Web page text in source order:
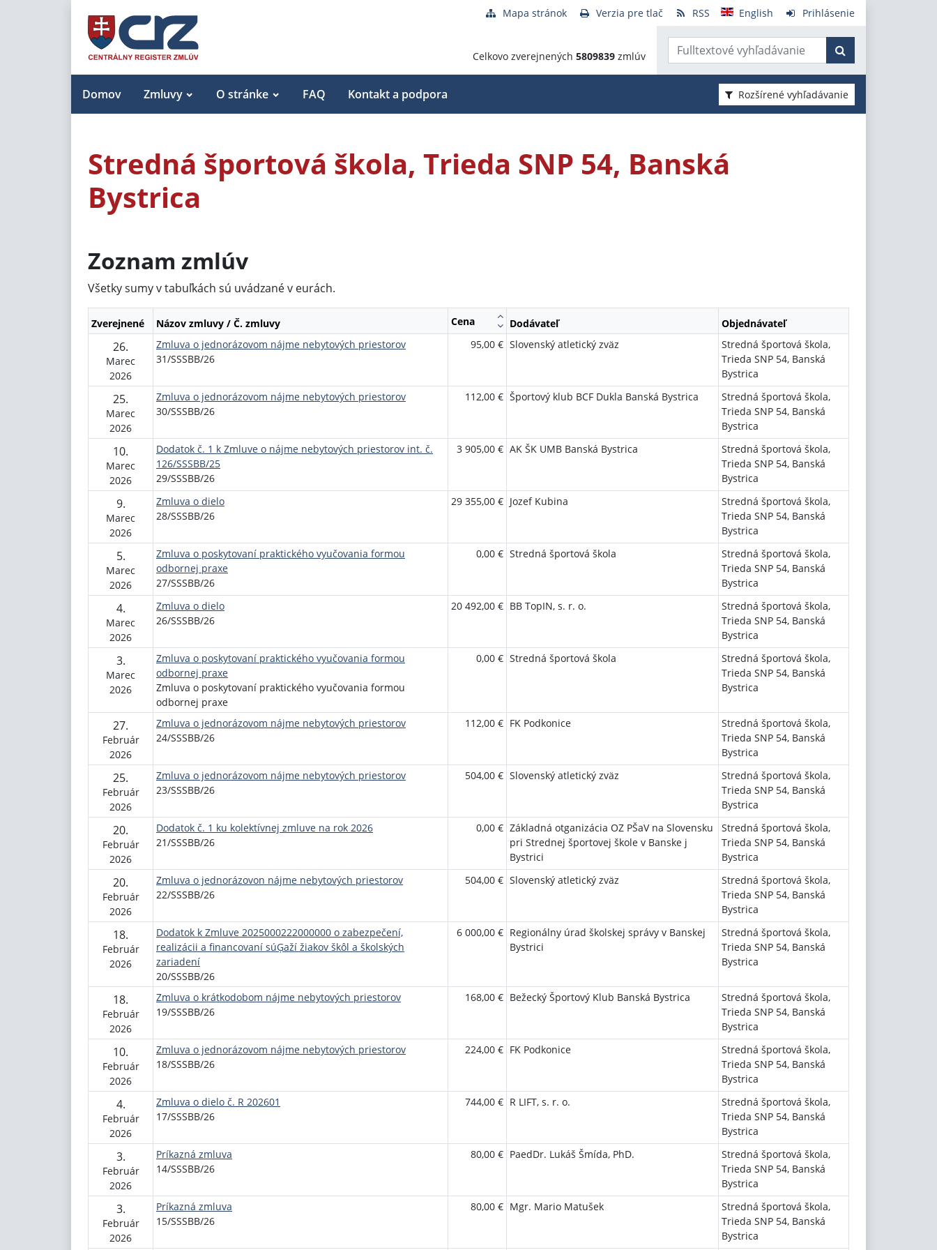
Mapa stránok Verzia pre tlač RSS English Prihlásenie
Celkovo zverejnených 5809839 zmlúv
Domov Zmluvy O stránke FAQ Kontakt a podpora Rozšírené vyhľadávanie
Stredná športová škola, Trieda SNP 54, Banská
Bystrica
Zoznam zmlúv
Všetky sumy v tabuľkách sú uvádzané v eurách.
Zverejnené Názov zmluvy / Č. zmluvy Cena Dodávateľ Objednávateľ
26.
Marec
2026
Zmluva o jednorázovom nájme nebytových priestorov
31/SSSBB/26
95,00 € Slovenský atletický zväz
Stredná športová škola,
Trieda SNP 54, Banská
Bystrica
25.
Marec
2026
Zmluva o jednorázovom nájme nebytových priestorov
30/SSSBB/26
112,00 € Športový klub BCF Dukla Banská Bystrica
Stredná športová škola,
Trieda SNP 54, Banská
Bystrica
10.
Marec
2026
Dodatok č. 1 k Zmluve o nájme nebytových priestorov int. č.
126/SSSBB/25
29/SSSBB/26
3 905,00 € AK ŠK UMB Banská Bystrica
Stredná športová škola,
Trieda SNP 54, Banská
Bystrica
9.
Marec
2026
Zmluva o dielo
28/SSSBB/26
29 355,00 € Jozef Kubina
Stredná športová škola,
Trieda SNP 54, Banská
Bystrica
5.
Marec
2026
Zmluva o poskytovaní praktického vyučovania formou
odbornej praxe
27/SSSBB/26
0,00 € Stredná športová škola
Stredná športová škola,
Trieda SNP 54, Banská
Bystrica
4.
Marec
2026
Zmluva o dielo
26/SSSBB/26
20 492,00 € BB TopIN, s. r. o.
Stredná športová škola,
Trieda SNP 54, Banská
Bystrica
3.
Marec
2026
Zmluva o poskytovaní praktického vyučovania formou
odbornej praxe
Zmluva o poskytovaní praktického vyučovania formou
odbornej praxe
0,00 € Stredná športová škola
Stredná športová škola,
Trieda SNP 54, Banská
Bystrica
27.
Február
2026
Zmluva o jednorázovom nájme nebytových priestorov
24/SSSBB/26
112,00 € FK Podkonice
Stredná športová škola,
Trieda SNP 54, Banská
Bystrica
25.
Február
2026
Zmluva o jednorázovom nájme nebytových priestorov
23/SSSBB/26
504,00 € Slovenský atletický zväz
Stredná športová škola,
Trieda SNP 54, Banská
Bystrica
20.
Február
2026
Dodatok č. 1 ku kolektívnej zmluve na rok 2026
21/SSSBB/26
0,00 € Základná otganizácia OZ PŠaV na Slovensku
pri Strednej športovej škole v Banske j
Bystrici
Stredná športová škola,
Trieda SNP 54, Banská
Bystrica
20.
Február
2026
Zmluva o jednorázovon nájme nebytových priestorov
22/SSSBB/26
504,00 € Slovenský atletický zväz
Stredná športová škola,
Trieda SNP 54, Banská
Bystrica
18.
Február
2026
Dodatok k Zmluve 2025000222000000 o zabezpečení,
realizácii a financovaní súĢaží žiakov škôl a školských
zariadení
20/SSSBB/26
6 000,00 € Regionálny úrad školskej správy v Banskej
Bystrici
Stredná športová škola,
Trieda SNP 54, Banská
Bystrica
18.
Február
2026
Zmluva o krátkodobom nájme nebytových priestorov
19/SSSBB/26
168,00 € Bežecký Športový Klub Banská Bystrica
Stredná športová škola,
Trieda SNP 54, Banská
Bystrica
10.
Február
2026
Zmluva o jednorázovom nájme nebytových priestorov
18/SSSBB/26
224,00 € FK Podkonice
Stredná športová škola,
Trieda SNP 54, Banská
Bystrica
4.
Február
2026
Zmluva o dielo č. R 202601
17/SSSBB/26
744,00 € R LIFT, s. r. o.
Stredná športová škola,
Trieda SNP 54, Banská
Bystrica
3.
Február
2026
Príkazná zmluva
14/SSSBB/26
80,00 € PaedDr. Lukáš Šmída, PhD.
Stredná športová škola,
Trieda SNP 54, Banská
Bystrica
3.
Február
2026
Príkazná zmluva
15/SSSBB/26
80,00 € Mgr. Mario Matušek
Stredná športová škola,
Trieda SNP 54, Banská
Bystrica